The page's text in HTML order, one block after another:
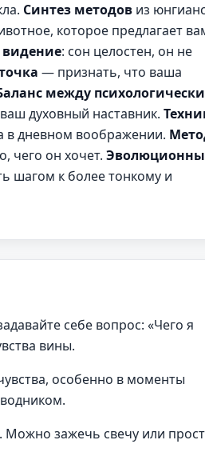
Синтез методов из
которое предлагает
видение: сон целостен, он не
— признать, что ваша
между
духовный наставник.
в дневном воображении.
чего он хочет.
шагом к более тонкому и
себе вопрос: «Чего я
вины.
особенно в моменты
Можно зажечь свечу или